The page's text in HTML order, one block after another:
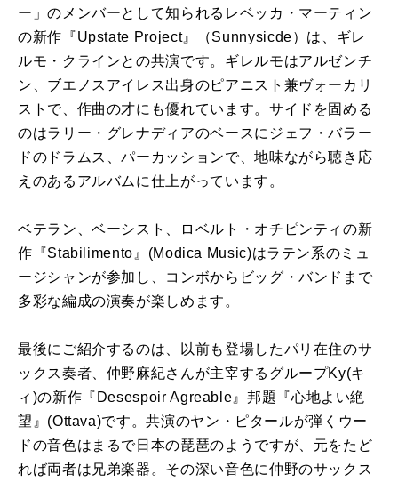
ー」のメンバーとして知られるレベッカ・マーティン
の新作『Upstate Project』（Sunnysicde）は、ギレ
ルモ・クラインとの共演です。ギレルモはアルゼンチ
ン、ブエノスアイレス出身のピアニスト兼ヴォーカリ
ストで、作曲の才にも優れています。サイドを固める
のはラリー・グレナディアのベースにジェフ・バラー
ドのドラムス、パーカッションで、地味ながら聴き応
えのあるアルバムに仕上がっています。
ベテラン、ベーシスト、ロベルト・オチピンティの新
作『Stabilimento』(Modica Music)はラテン系のミュ
ージシャンが参加し、コンボからビッグ・バンドまで
多彩な編成の演奏が楽しめます。
最後にご紹介するのは、以前も登場したパリ在住のサ
ックス奏者、仲野麻紀さんが主宰するグループKy(キ
ィ)の新作『Desespoir Agreable』邦題『心地よい絶
望』(Ottava)です。共演のヤン・ピタールが弾くウー
ドの音色はまるで日本の琵琶のようですが、元をたど
れば両者は兄弟楽器。その深い音色に仲野のサックス